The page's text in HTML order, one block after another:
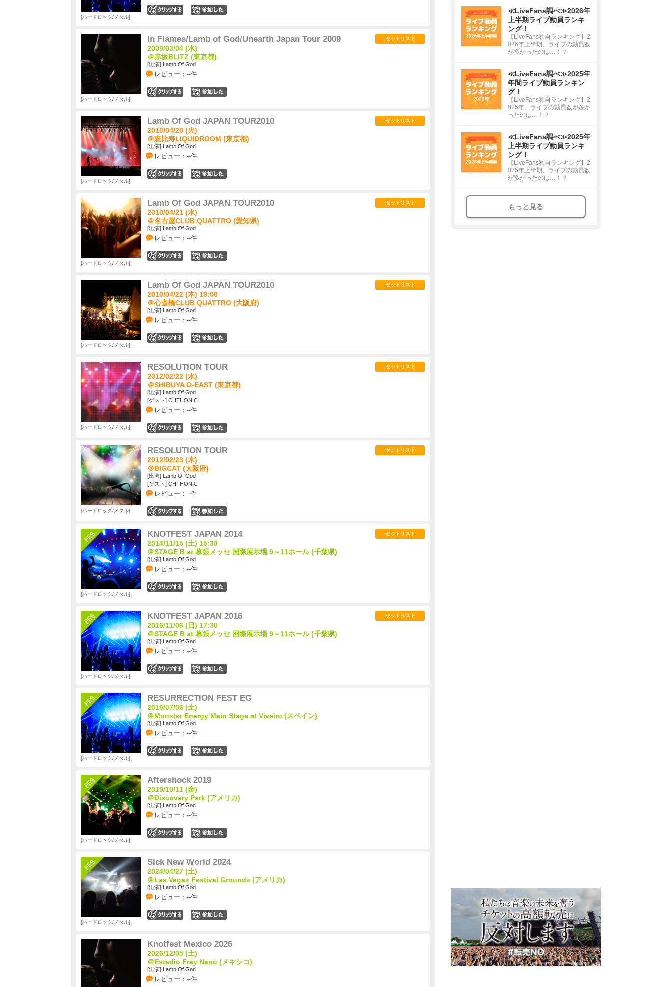
ハードロック/メタル
In Flames/Lamb of God/Unearth Japan Tour 2009
2009/03/04 (水)
＠赤坂BLITZ (東京都)
[出演] Lamb Of God
レビュー：--件
セットリスト
ハードロック/メタル
Lamb Of God JAPAN TOUR2010
2010/04/20 (火)
＠恵比寿LIQUIDROOM (東京都)
[出演] Lamb Of God
レビュー：--件
セットリスト
ハードロック/メタル
Lamb Of God JAPAN TOUR2010
2010/04/21 (水)
＠名古屋CLUB QUATTRO (愛知県)
[出演] Lamb Of God
レビュー：--件
セットリスト
ハードロック/メタル
Lamb Of God JAPAN TOUR2010
2010/04/22 (木) 19:00
＠心斎橋CLUB QUATTRO (大阪府)
[出演] Lamb Of God
レビュー：--件
セットリスト
ハードロック/メタル
RESOLUTION TOUR
2012/02/22 (水)
＠SHIBUYA O-EAST (東京都)
[出演] Lamb Of God
[ゲスト] CHTHONIC
レビュー：--件
セットリスト
ハードロック/メタル
RESOLUTION TOUR
2012/02/23 (木)
＠BIGCAT (大阪府)
[出演] Lamb Of God
[ゲスト] CHTHONIC
レビュー：--件
セットリスト
ハードロック/メタル
KNOTFEST JAPAN 2014
2014/11/15 (土) 15:30
＠STAGE B at 幕張メッセ 国際展示場 9～11ホール (千葉県)
[出演] Lamb Of God
レビュー：--件
セットリスト
ハードロック/メタル
KNOTFEST JAPAN 2016
2016/11/06 (日) 17:30
＠STAGE B at 幕張メッセ 国際展示場 9～11ホール (千葉県)
[出演] Lamb Of God
レビュー：--件
セットリスト
ハードロック/メタル
RESURRECTION FEST EG
2019/07/06 (土)
＠Monster Energy Main Stage at Viveiro (スペイン)
[出演] Lamb Of God
レビュー：--件
ハードロック/メタル
Aftershock 2019
2019/10/11 (金)
＠Discovery Park (アメリカ)
[出演] Lamb Of God
レビュー：--件
ハードロック/メタル
Sick New World 2024
2024/04/27 (土)
＠Las Vegas Festival Grounds (アメリカ)
[出演] Lamb Of God
レビュー：--件
ハードロック/メタル
Knotfest Mexico 2026
2026/12/05 (土)
＠Estadio Fray Nano (メキシコ)
[出演] Lamb Of God
レビュー：--件
≪LiveFans調べ≫2026年
上半期ライブ動員ランキ
ング！
【LiveFans独自ランキング】2
026年上半期、ライブの動員数
が多かったのは…！？
≪LiveFans調べ≫2025年
年間ライブ動員ランキン
グ！
【LiveFans独自ランキング】2
025年、ライブの動員数が多か
ったのは…！？
≪LiveFans調べ≫2025年
上半期ライブ動員ランキ
ング！
【LiveFans独自ランキング】2
025年上半期、ライブの動員数
が多かったのは…！？
もっと見る